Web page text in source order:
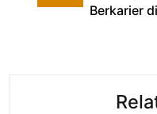
Berkarier